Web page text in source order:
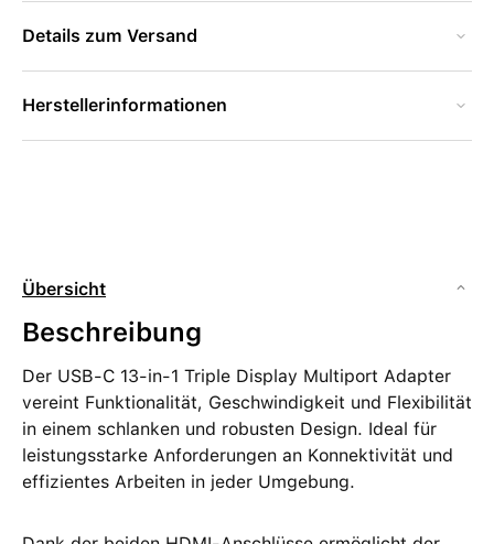
Details zum Versand
Herstellerinformationen
Übersicht
Beschreibung
Der USB-C 13-in-1 Triple Display Multiport Adapter
vereint Funktionalität, Geschwindigkeit und Flexibilität
in einem schlanken und robusten Design. Ideal für
leistungsstarke Anforderungen an Konnektivität und
effizientes Arbeiten in jeder Umgebung.